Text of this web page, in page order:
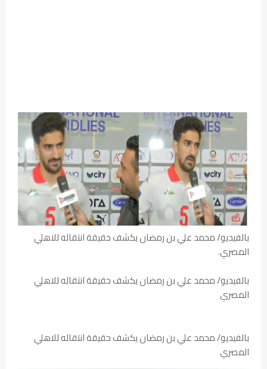
بالفيديو/ محمد علي بن رمضان يكشف حقيقة انتقاله للاهلي
المصري.
بالفيديو/ محمد علي بن رمضان يكشف حقيقة انتقاله للاهلي
المصري
بالفيديو/ محمد علي بن رمضان يكشف حقيقة انتقاله للاهلي
المصري